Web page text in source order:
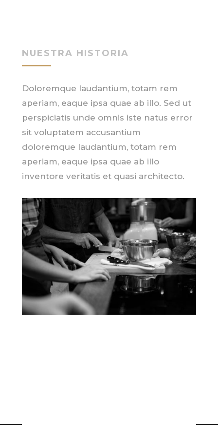
NUESTRA HISTORIA
Doloremque laudantium, totam rem
aperiam, eaque ipsa quae ab illo. Sed ut
perspiciatis unde omnis iste natus error
sit voluptatem accusantium
doloremque laudantium, totam rem
aperiam, eaque ipsa quae ab illo
inventore veritatis et quasi architecto.